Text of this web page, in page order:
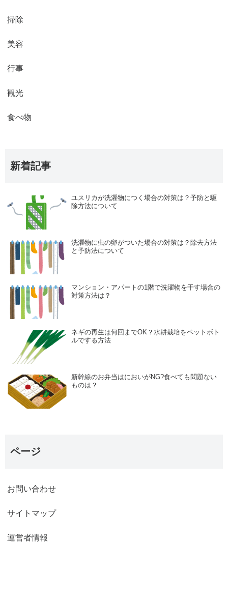
掃除
美容
行事
観光
食べ物
新着記事
ユスリカが洗濯物につく場合の対策は？予防と駆
除方法について
洗濯物に虫の卵がついた場合の対策は？除去方法
と予防法について
マンション・アパートの1階で洗濯物を干す場合の
対策方法は？
ネギの再生は何回までOK？水耕栽培をペットボト
ルでする方法
新幹線のお弁当はにおいがNG?食べても問題ない
ものは？
ページ
お問い合わせ
サイトマップ
運営者情報